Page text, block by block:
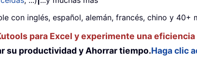
con inglés, español, alemán, francés, chino y 40+
para Excel y experimente una
su productividad y Ahorrar tiempo.Haga clic